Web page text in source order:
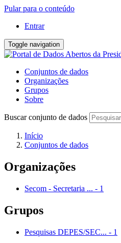
Pular para o conteúdo
Entrar
Toggle navigation
Conjuntos de dados
Organizações
Grupos
Sobre
Buscar conjunto de dados
Início
Conjuntos de dados
Organizações
Secom - Secretaria ... - 1
Grupos
Pesquisas DEPES/SEC... - 1